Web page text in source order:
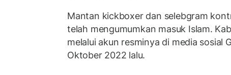
Mantan kickboxer dan selebgram
telah mengumumkan masuk Islam.
melalui akun resminya di media sosial
Oktober 2022 lalu.